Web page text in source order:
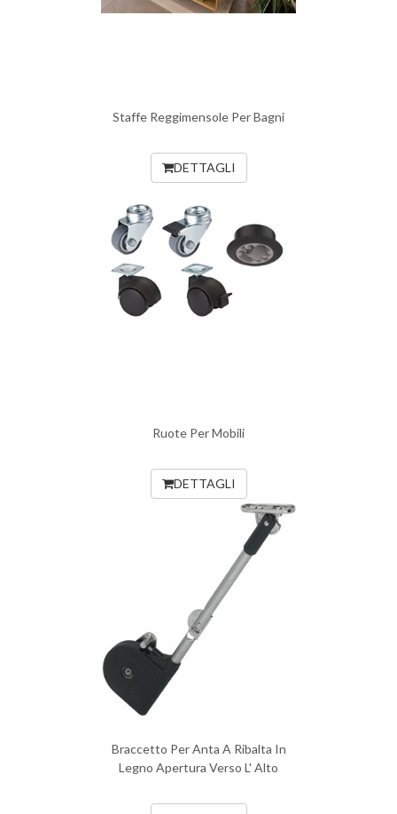
Staffe Reggimensole Per Bagni
DETTAGLI
Ruote Per Mobili
DETTAGLI
Braccetto Per Anta A Ribalta In
Legno Apertura Verso L' Alto